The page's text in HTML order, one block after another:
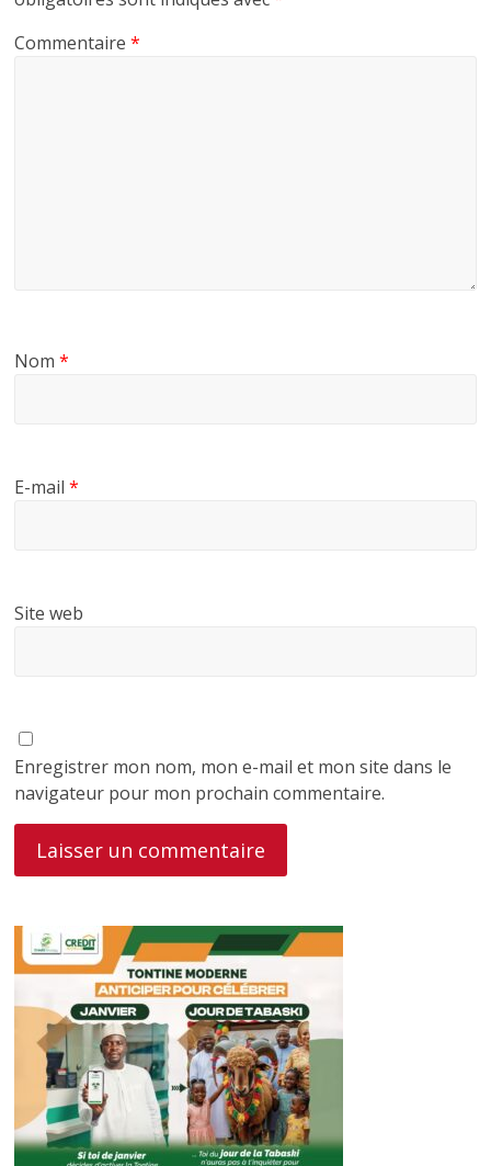
Commentaire*
Nom*
E-mail*
Site web
Enregistrer mon nom, mon e-mail et mon site dans le
navigateur pour mon prochain commentaire.